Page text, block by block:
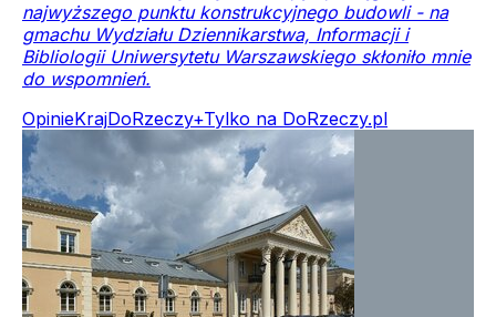
najwyższego punktu konstrukcyjnego budowli - na
gmachu Wydziału Dziennikarstwa, Informacji i
Bibliologii Uniwersytetu Warszawskiego skłoniło mnie
do wspomnień.
OpinieKrajDoRzeczy+Tylko na DoRzeczy.pl